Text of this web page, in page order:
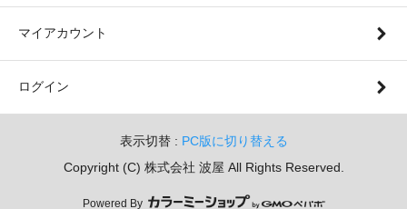
マイアカウント
ログイン
表示切替 : PC版に切り替える
Copyright (C) 株式会社 波屋 All Rights Reserved.
Powered By